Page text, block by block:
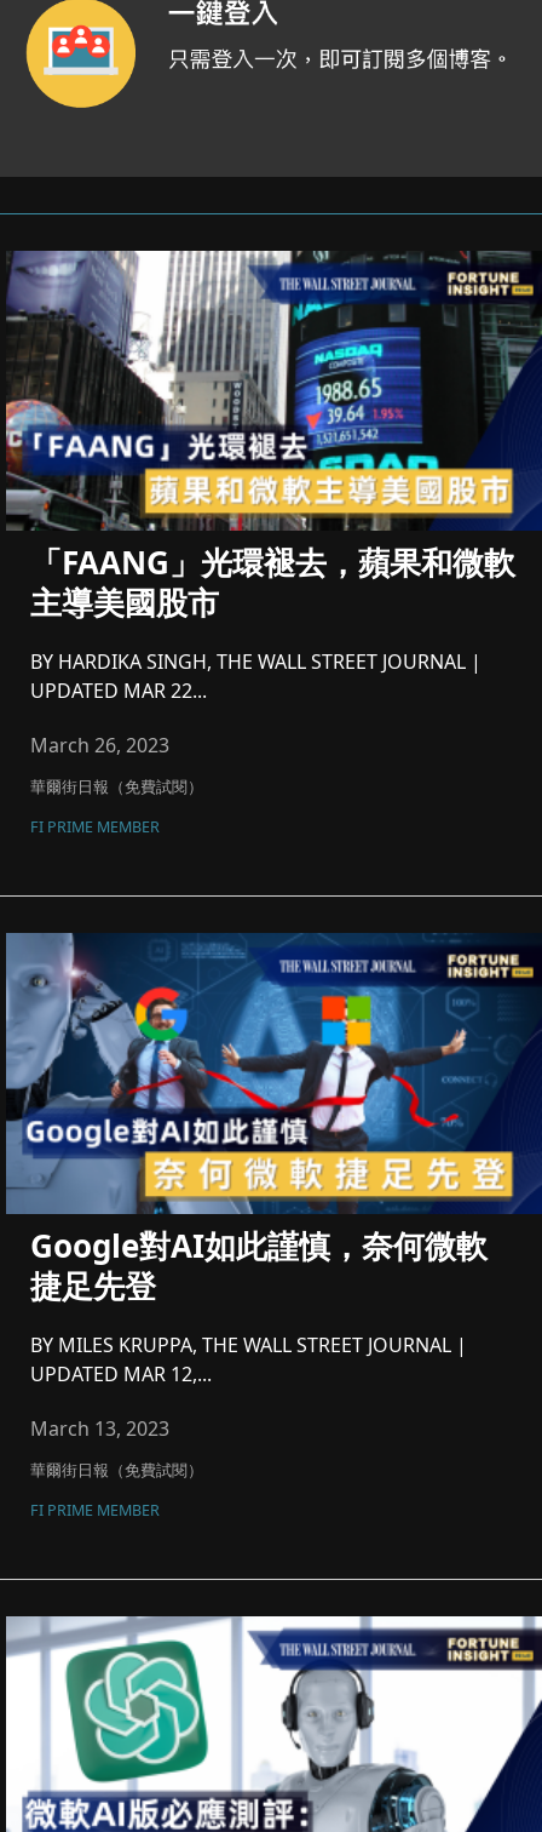
「FAANG」光環褪去，蘋果和微軟
主導美國股市
BY HARDIKA SINGH, THE WALL STREET JOURNAL |
UPDATED MAR 22...
March 26, 2023
華爾街日報（免費試閱）
FI PRIME MEMBER
Google對AI如此謹慎，奈何微軟
捷足先登
BY MILES KRUPPA, THE WALL STREET JOURNAL |
UPDATED MAR 12,...
March 13, 2023
華爾街日報（免費試閱）
FI PRIME MEMBER